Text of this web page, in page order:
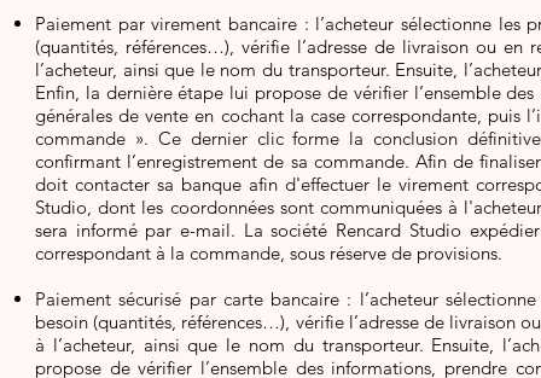
Paiement par virement bancaire : l’acheteur sélectionne
(quantités, références…), vérifie l’adresse de livraison ou
l’acheteur, ainsi que le nom du transporteur. Ensuite,
Enfin, la dernière étape lui propose de vérifier l’ensemble
générales de vente en cochant la case correspondante,
commande ». Ce dernier clic forme la conclusion
confirmant l’enregistrement de sa commande. Afin de
doit contacter sa banque afin d'effectuer le virement
Studio, dont les coordonnées sont communiquées à
sera informé par e-mail. La société Rencard Studio
correspondant à la commande, sous réserve de provisions.
Paiement sécurisé par carte bancaire : l’acheteur
besoin (quantités, références…), vérifie l’adresse de livraison
à l’acheteur, ainsi que le nom du transporteur. Ensuite,
propose de vérifier l’ensemble des informations, prendre